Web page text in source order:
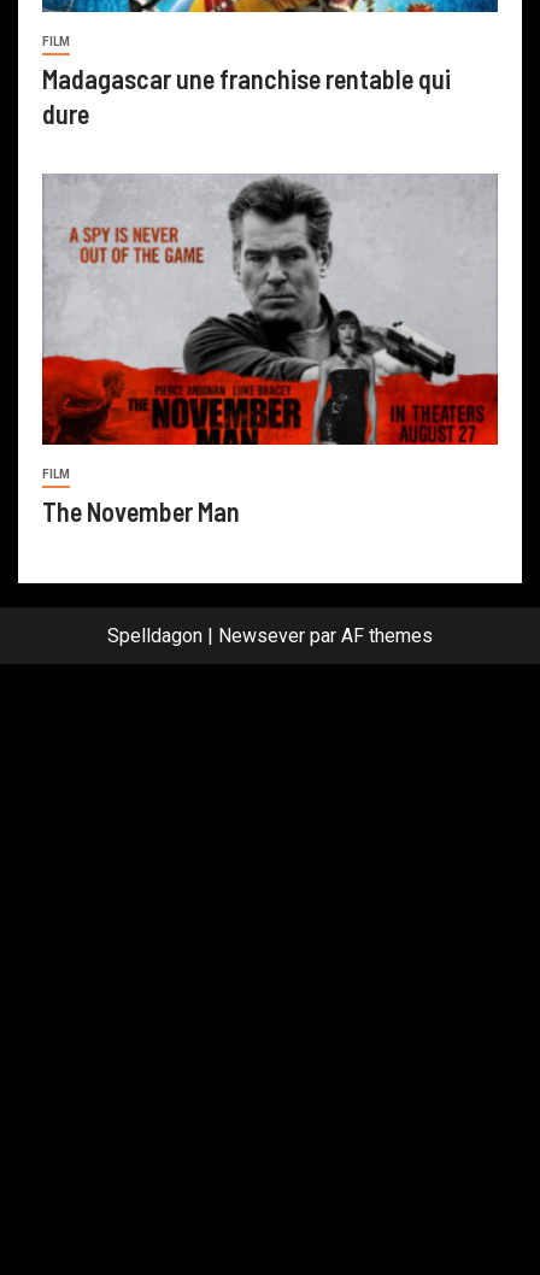
FILM
Madagascar une franchise rentable qui
dure
FILM
The November Man
Spelldagon Newsever par AF themes